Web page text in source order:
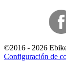
©2016 - 2026
Configuración de